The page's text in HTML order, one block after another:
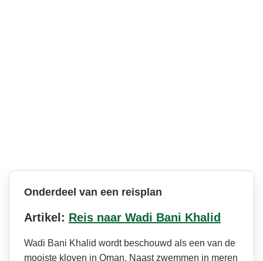
Onderdeel van een reisplan
Artikel: Reis naar Wadi Bani Khalid
Wadi Bani Khalid wordt beschouwd als een van de
mooiste kloven in Oman. Naast zwemmen in meren